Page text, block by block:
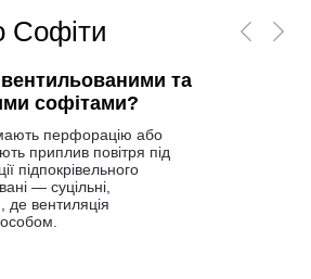
Софіти
та
софітами?
перфорацію або
приплив повітря під
підпокрівельного
— суцільні,
де вентиляція